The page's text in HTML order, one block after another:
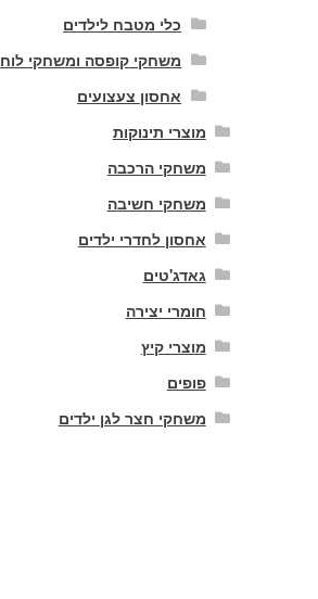
כלי מטבח לילדים
משחקי קופסה ומשחקי לוח
אחסון צעצועים
מוצרי תינוקות
משחקי הרכבה
משחקי חשיבה
אחסון לחדרי ילדים
גאדג'טים
חומרי יצירה
מוצרי קיץ
פופים
משחקי חצר לגן ילדים